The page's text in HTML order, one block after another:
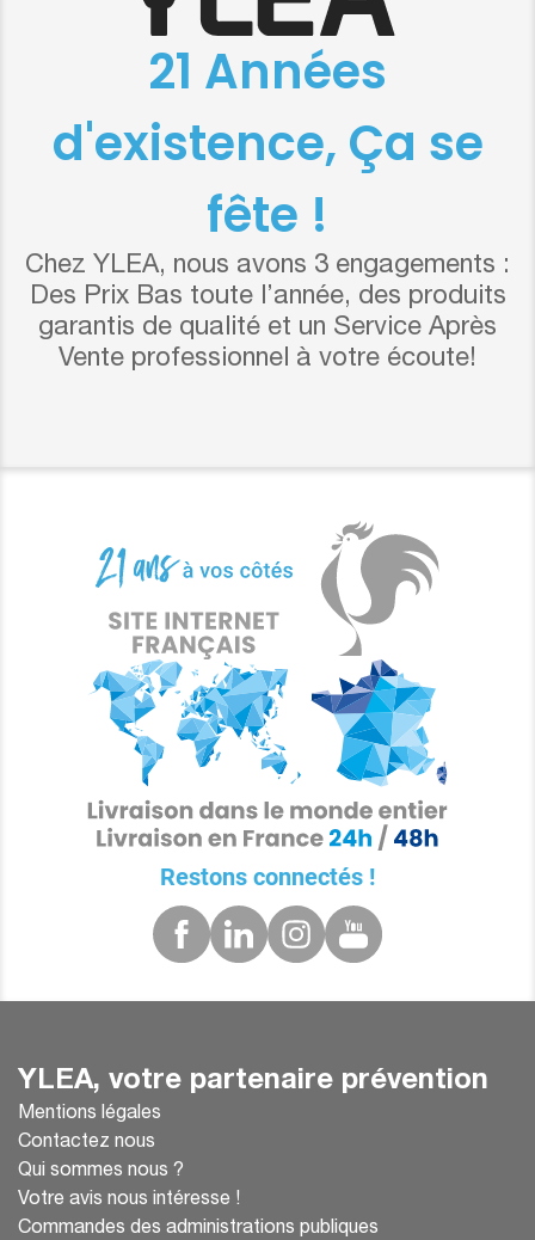
21 Années
d'existence, Ça se
fête !
Chez YLEA, nous avons 3 engagements :
Des Prix Bas toute l’année, des produits
garantis de qualité et un Service Après
Vente professionnel à votre écoute!
Restons connectés !
YLEA, votre partenaire prévention
Mentions légales
Contactez nous
Qui sommes nous ?
Votre avis nous intéresse !
Commandes des administrations publiques